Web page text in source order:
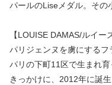
パールのLiseメダル。その
【LOUISE DAMAS/ルイー
パリジェンヌを虜にする
パリの下町11区で生まれ
きっかけに、2012年に誕